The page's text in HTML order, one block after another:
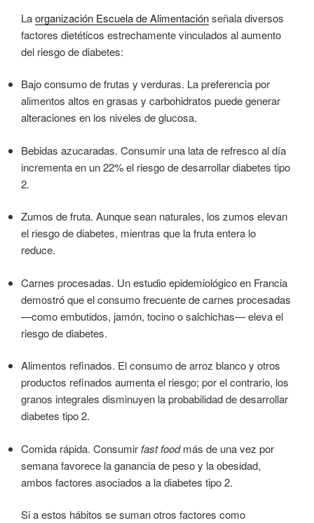
Laorganización Escuela de Alimentaciónseñala diversos
factores dietéticos estrechamente vinculados al aumento
del riesgo de diabetes:
Bajo consumo de frutas y verduras. La preferencia por
alimentos altos en grasas y carbohidratos puede generar
alteraciones en los niveles de glucosa.
Bebidas azucaradas. Consumir una lata de refresco al día
incrementa en un 22% el riesgo de desarrollar diabetes tipo
2.
Zumos de fruta. Aunque sean naturales, los zumos elevan
el riesgo de diabetes, mientras que la fruta entera lo
reduce.
Carnes procesadas. Un estudio epidemiológico en Francia
demostró que el consumo frecuente de carnes procesadas
—como embutidos, jamón, tocino o salchichas— eleva el
riesgo de diabetes.
Alimentos refinados. El consumo de arroz blanco y otros
productos refinados aumenta el riesgo; por el contrario, los
granos integrales disminuyen la probabilidad de desarrollar
diabetes tipo 2.
Comida rápida. Consumir fast foodmás de una vez por
semana favorece la ganancia de peso y la obesidad,
ambos factores asociados a la diabetes tipo 2.
Si a estos hábitos se suman otros factores como